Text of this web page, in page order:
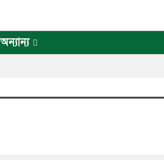
অন্যান্য